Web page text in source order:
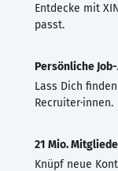
Entdecke mit
passt.
Persönliche
Lass Dich
Recruiter·innen.
21 Mio.
Knüpf neue